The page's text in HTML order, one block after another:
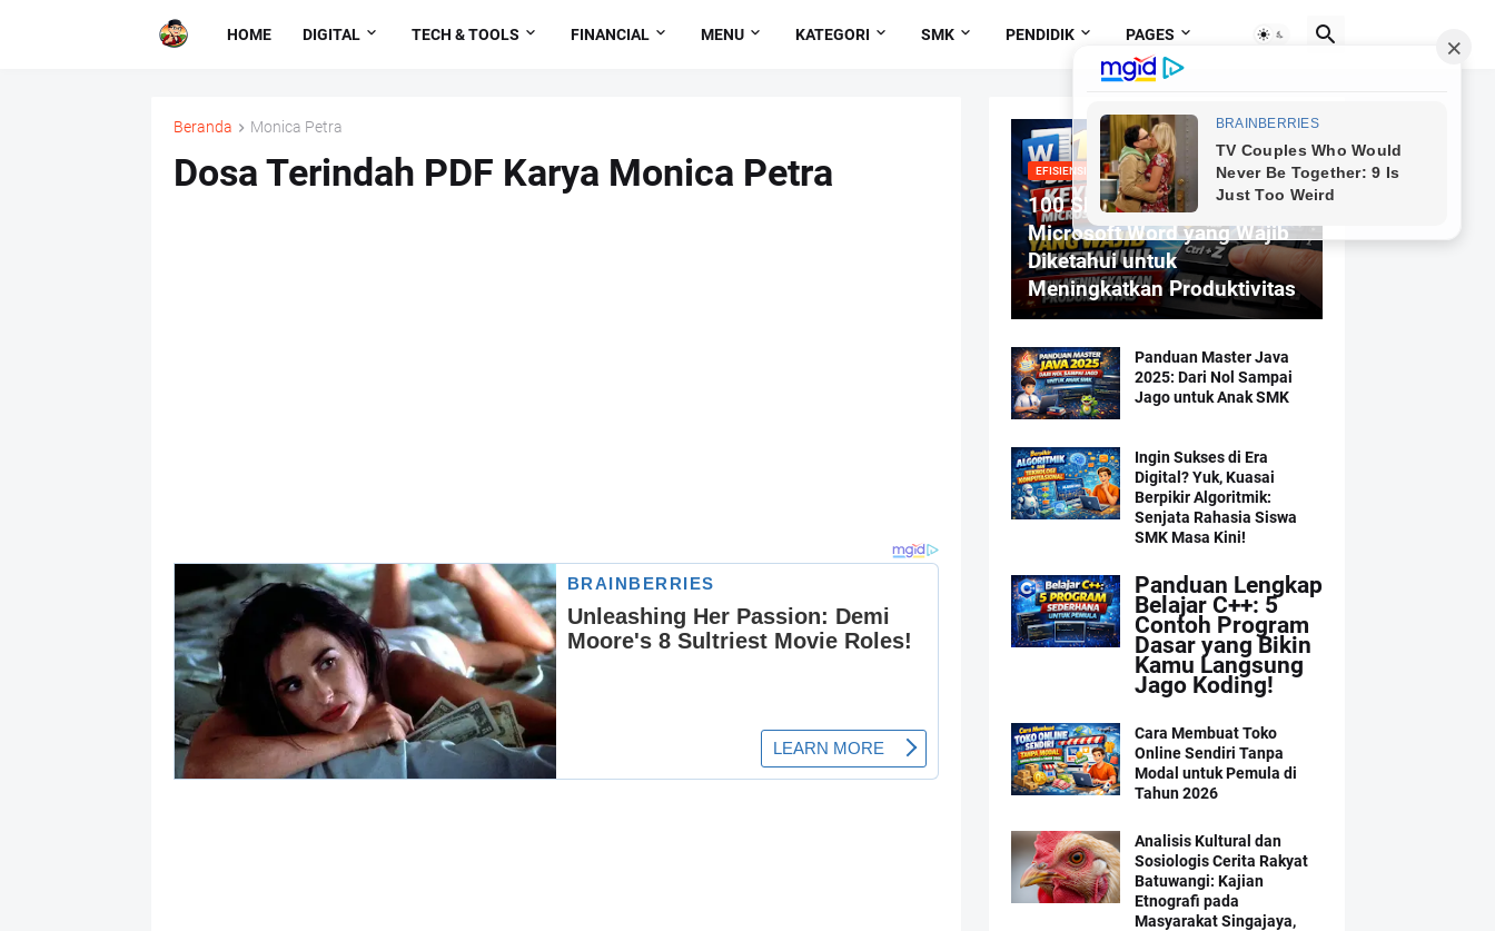
HOME DIGITAL TECH & TOOLS FINANCIAL MENU KATEGORI SMK PENDIDIK PAGES
Beranda Monica Petra
Dosa Terindah PDF Karya Monica Petra EFISIENSI MENGETIK
100 Shortcut Keyboard
Microsoft Word yang Wajib
Diketahui untuk
Meningkatkan Produktivitas
Panduan Master Java
2025: Dari Nol Sampai
Jago untuk Anak SMK
Ingin Sukses di Era
Digital? Yuk, Kuasai
Berpikir Algoritmik:
Senjata Rahasia Siswa
SMK Masa Kini!
Panduan Lengkap
Belajar C++: 5
Contoh Program
Dasar yang Bikin
Kamu Langsung
Jago Koding!
Cara Membuat Toko
Online Sendiri Tanpa
Modal untuk Pemula di
Tahun 2026
Analisis Kultural dan
Sosiologis Cerita Rakyat
Batuwangi: Kajian
Etnografi pada
Masyarakat Singajaya,